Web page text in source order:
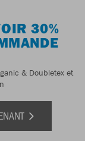
30%
& Doubletex et